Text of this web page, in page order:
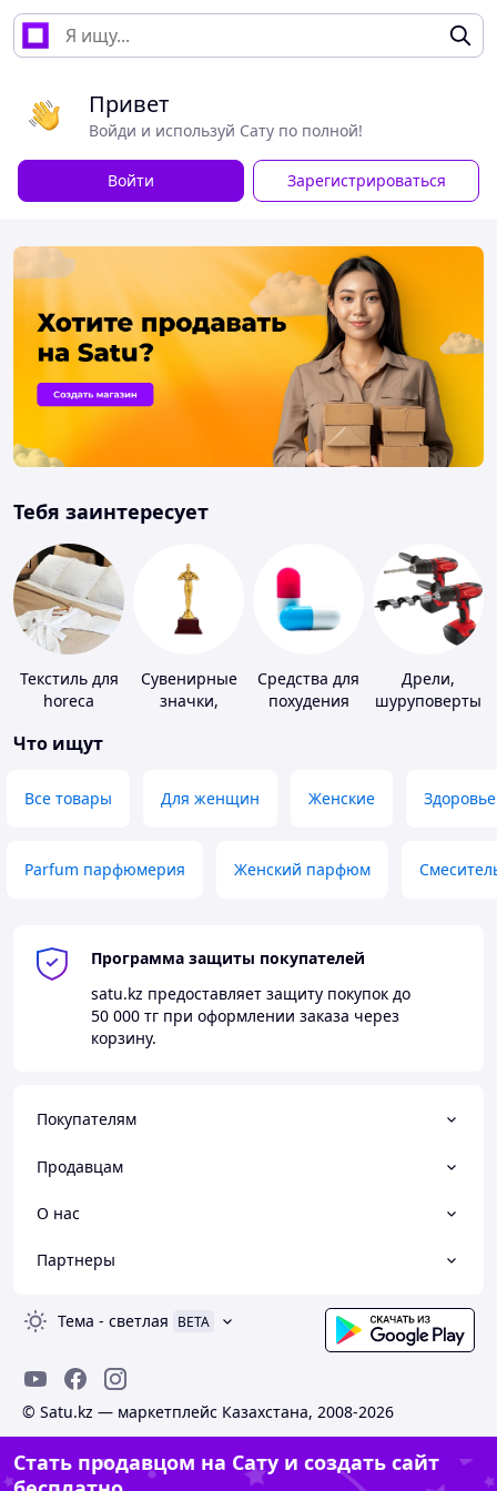
Привет
Войди и используй Сату по полной!
Войти Зарегистрироваться
Тебя заинтересует
Текстиль для
horeca
Сувенирные
значки,
Средства для
похудения
Дрели,
шуруповерты
Что ищут
Все товары Для женщин Женские Здоровье
Parfum парфюмерия Женский парфюм
Программа защиты покупателей
satu.kz предоставляет защиту покупок до
50 000 тг при оформлении заказа через
корзину.
Покупателям
Продавцам
О нас
Партнеры
Тема - светлая BETA
© Satu.kz — маркетплейс Казахстана, 2008-2026
Стать продавцом на Сату и создать сайт